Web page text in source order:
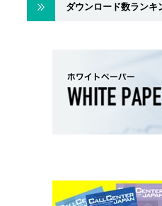
ダウンロード数ランキ